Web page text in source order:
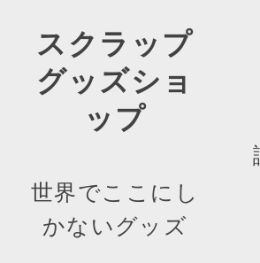
スクラップ
グッズショ
ップ
世界でここにし
かないグッズ